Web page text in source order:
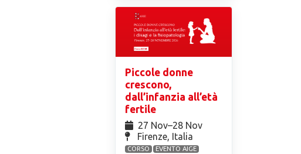
Piccole donne
crescono,
dall’infanzia all’età
fertile
27 Nov⁠–28 Nov
Firenze, Italia
CORSO EVENTO AIGE